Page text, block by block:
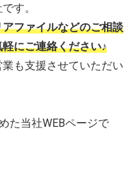
す。
ファイルなどのご相談
にご連絡ください♪
も支援させていただい
た当社WEBページで